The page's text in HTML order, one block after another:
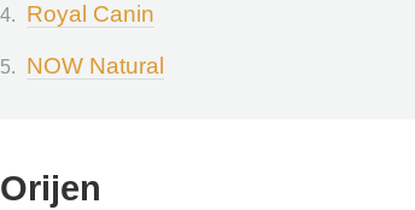
Royal Canin
NOW Natural
Orijen